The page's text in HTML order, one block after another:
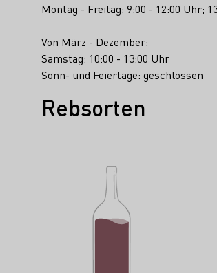
Montag - Freitag: 9:00 - 12:00 Uhr;
Von März - Dezember:
Samstag: 10:00 - 13:00 Uhr
Sonn- und Feiertage: geschlossen
Rebsorten